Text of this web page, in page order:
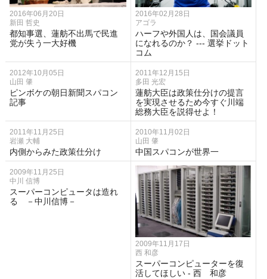
2016年06月20日
新田 哲史
都知事選、蓮舫不出馬で民進
党が失う一大好機
2016年02月28日
アゴラ
ハーフや外国人は、国会議員
になれるのか？ --- 選挙ドット
コム
2012年10月05日
山田 肇
ピンボケの朝日新聞スパコン
記事
2011年12月15日
多田 光宏
蓮舫大臣は政策仕分けの提言
を実現させるため今すぐ川端
総務大臣を説得せよ！
2011年11月25日
岩瀬 大輔
内側からみた政策仕分け
2010年11月02日
山田 肇
中国スパコンが世界一
2009年11月25日
中川 信博
スーパーコンピュータは造れ
る －中川信博－
2009年11月17日
西 和彦
スーパーコンピューターを復
活してほしい - 西 和彦